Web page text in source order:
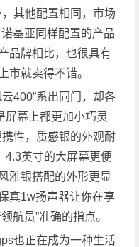
其他配置相同，市场
基亚同样配置的产品
品牌相比，也很具有
市就卖得不错。
400”系出同门，却各
屏幕上都更加小巧灵
性，质感银的外观耐
4.3英寸的大屏幕更便
雅银搭配的外形更显
真1w扬声器让你在享
航员”准确的指点。
也正在成为一种生活